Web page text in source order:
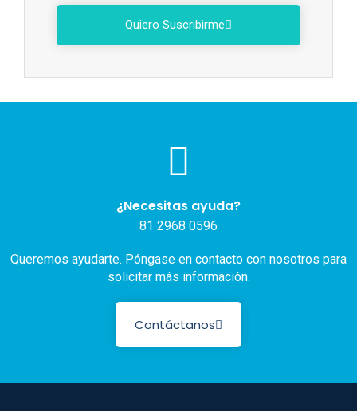
Quiero Suscribirme
¿Necesitas ayuda?
81 2968 0596
Queremos ayudarte. Póngase en contacto con nosotros para
solicitar más información.
Contáctanos